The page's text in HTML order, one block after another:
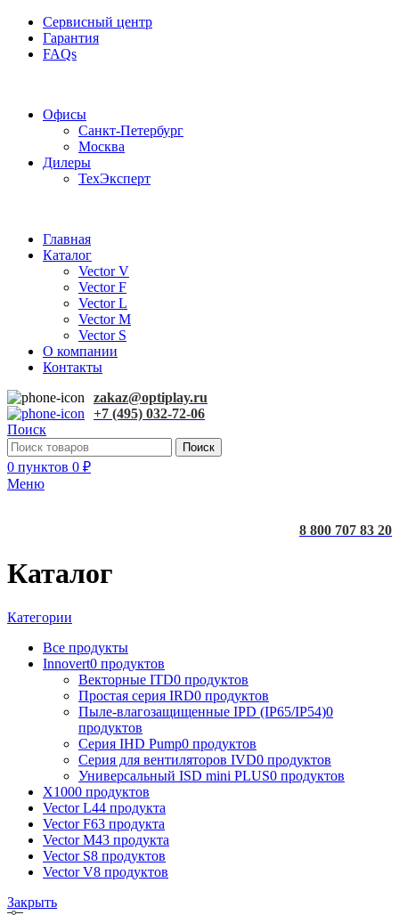
Сервисный центр
Гарантия
FAQs
Офисы
Санкт-Петербург
Москва
Дилеры
ТехЭксперт
Главная
Каталог
Vector V
Vector F
Vector L
Vector M
Vector S
О компании
Контакты
zakaz@optiplay.ru
+7 (495) 032-72-06
Поиск
Поиск
0 пунктов 0 ₽
Меню
8 800 707 83 20
Каталог
Категории
Все продукты
Innovert0 продуктов
Векторные ITD0 продуктов
Простая серия IRD0 продуктов
Пыле-влагозащищенные IPD (IP65/IP54)0
продуктов
Серия IHD Pump0 продуктов
Серия для вентиляторов IVD0 продуктов
Универсальный ISD mini PLUS0 продуктов
X1000 продуктов
Vector L44 продукта
Vector F63 продукта
Vector M43 продукта
Vector S8 продуктов
Vector V8 продуктов
Закрыть